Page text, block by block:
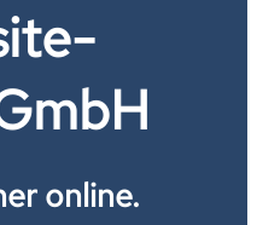
online.